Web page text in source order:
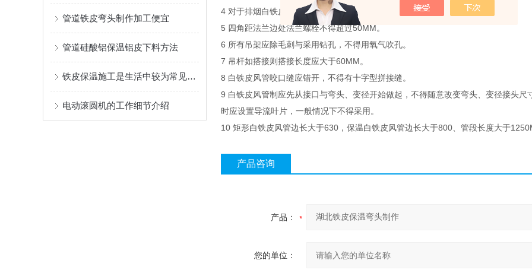
管道铁皮弯头制作加工便宜
管道硅酸铝保温铝皮下料方法
铁皮保温施工是生活中较为常见的保温工程
电动滚圆机的工作细节介绍
4 对于排烟白铁皮风管间距应小于100MM。
5 四角距法兰边处法兰螺栓不得超过50MM。
6 所有吊架应除毛刺与采用钻孔，不得用氧气吹孔。
7 吊杆如搭接则搭接长度应大于60MM。
8 白铁皮风管咬口缝应错开，不得有十字型拼接缝。
9 白铁皮风管制应先从接口与弯头、变径开始做起，不得随意改变弯头、变径接头
时应设置导流叶片，一般情况下不得采用。
10 矩形白铁皮风管边长大于630，保温白铁皮风管边长大于800、管段长度大于
产品咨询
产品：
您的单位：